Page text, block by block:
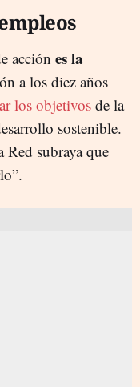
acción es la
a los diez años
los objetivos de la
sostenible.
Red subraya que